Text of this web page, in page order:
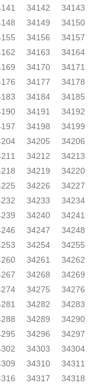
34142
34143
34149
34150
34156
34157
34163
34164
34170
34171
34177
34178
34184
34185
34191
34192
34198
34199
34205
34206
34212
34213
34219
34220
34226
34227
34233
34234
34240
34241
34247
34248
34254
34255
34261
34262
34268
34269
34275
34276
34282
34283
34289
34290
34296
34297
34303
34304
34310
34311
34317
34318